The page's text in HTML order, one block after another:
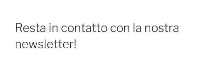
Resta in contatto con la nostra
newsletter!